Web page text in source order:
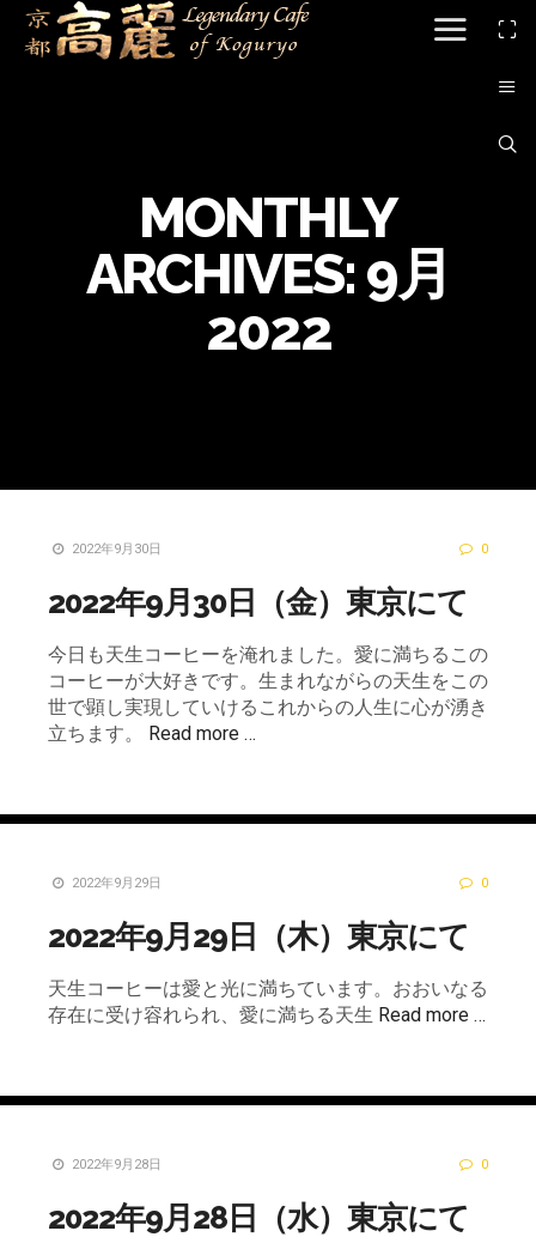
MONTHLY
ARCHIVES: 9月
2022
2022年9月30日 0
2022年9月30日（金）東京にて
今日も天生コーヒーを淹れました。愛に満ちるこの
コーヒーが大好きです。生まれながらの天生をこの
世で顕し実現していけるこれからの人生に心が湧き
立ちます。
Read more …
2022年9月29日 0
2022年9月29日（木）東京にて
天生コーヒーは愛と光に満ちています。おおいなる
存在に受け容れられ、愛に満ちる天生 Read more …
2022年9月28日 0
2022年9月28日（水）東京にて